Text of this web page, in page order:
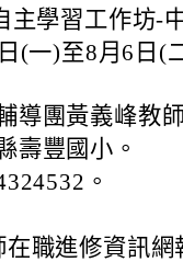
主學習工作坊-
(一)至8月6日(
導團黃義峰教
壽豐國小。
。
在職進修資訊